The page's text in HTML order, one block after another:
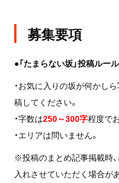
募集要項
●「たまらない坂」投稿ルール
・お気に入りの坂が何かし
稿してください。
・字数は250～300字程度で
・エリアは問いません。
※投稿のまとめ記事掲載時
入れさせていただく場合が